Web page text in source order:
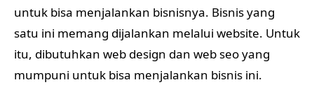
untuk bisa menjalankan bisnisnya. Bisnis yang
satu ini memang dijalankan melalui website. Untuk
itu, dibutuhkan web design dan web seo yang
mumpuni untuk bisa menjalankan bisnis ini.